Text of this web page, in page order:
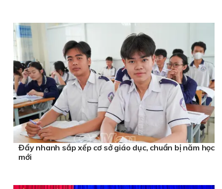
Đẩy nhanh sắp xếp cơ sở giáo dục, chuẩn bị năm học
mới